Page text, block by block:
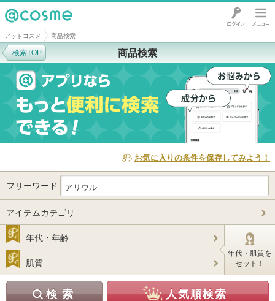
@cosme
アットコスメ 商品検索
商品検索
検索TOP
お気に入りの条件を保存してみよう！
フリーワード
アイテムカテゴリ
年代・年齢
肌質
年代・肌質を
セット！